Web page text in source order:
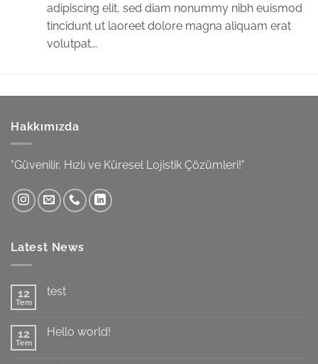
adipiscing elit, sed diam nonummy nibh euismod
tincidunt ut laoreet dolore magna aliquam erat
volutpat….
Hakkımızda
"Güvenilir, Hızlı ve Küresel Lojistik Çözümleri!"
Latest News
12
Tem
test
12
Tem
Hello world!